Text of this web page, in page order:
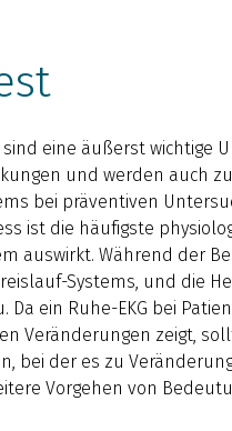
eine äußerst wichtige
und werden auch
bei präventiven
ist die häufigste
auswirkt. Während der
Systems, und die
ein Ruhe-EKG bei
Veränderungen zeigt,
bei der es zu
Vorgehen von